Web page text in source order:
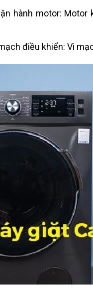
hành motor:
điều khiển: Vi